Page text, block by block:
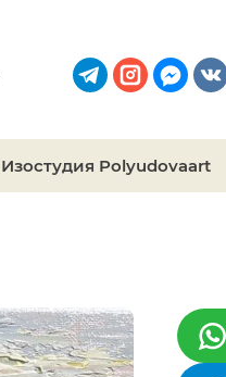
Изостудия Polyudovaart